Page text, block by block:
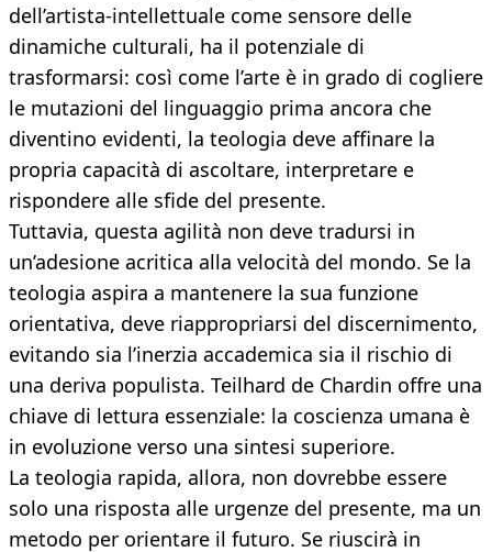
dell’artista-intellettuale come sensore delle
dinamiche culturali, ha il potenziale di
trasformarsi: così come l’arte è in grado di cogliere
le mutazioni del linguaggio prima ancora che
diventino evidenti, la teologia deve affinare la
propria capacità di ascoltare, interpretare e
rispondere alle sfide del presente.
Tuttavia, questa agilità non deve tradursi in
un’adesione acritica alla velocità del mondo. Se la
teologia aspira a mantenere la sua funzione
orientativa, deve riappropriarsi del discernimento,
evitando sia l’inerzia accademica sia il rischio di
una deriva populista. Teilhard de Chardin offre una
chiave di lettura essenziale: la coscienza umana è
in evoluzione verso una sintesi superiore.
La teologia rapida, allora, non dovrebbe essere
solo una risposta alle urgenze del presente, ma un
metodo per orientare il futuro. Se riuscirà in